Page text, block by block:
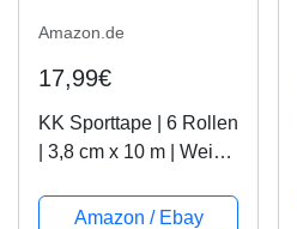
Amazon.de
17,99€
KK Sporttape | 6 Rollen
| 3,8 cm x 10 m | Weiß |
Sporttape
Amazon / Ebay